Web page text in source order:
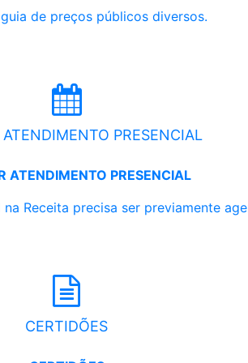
de preços públicos diversos.
ATENDIMENTO PRESENCIAL
ATENDIMENTO PRESENCIAL
Receita precisa ser previamente
CERTIDÕES